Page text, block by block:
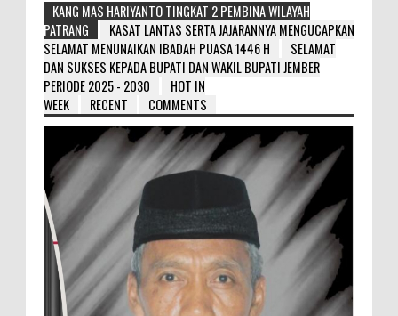
KANG MAS HARIYANTO TINGKAT 2 PEMBINA WILAYAH
PATRANG
KASAT LANTAS SERTA JAJARANNYA MENGUCAPKAN
SELAMAT MENUNAIKAN IBADAH PUASA 1446 H
SELAMAT
DAN SUKSES KEPADA BUPATI DAN WAKIL BUPATI JEMBER
PERIODE 2025 - 2030
HOT IN
WEEK
RECENT COMMENTS